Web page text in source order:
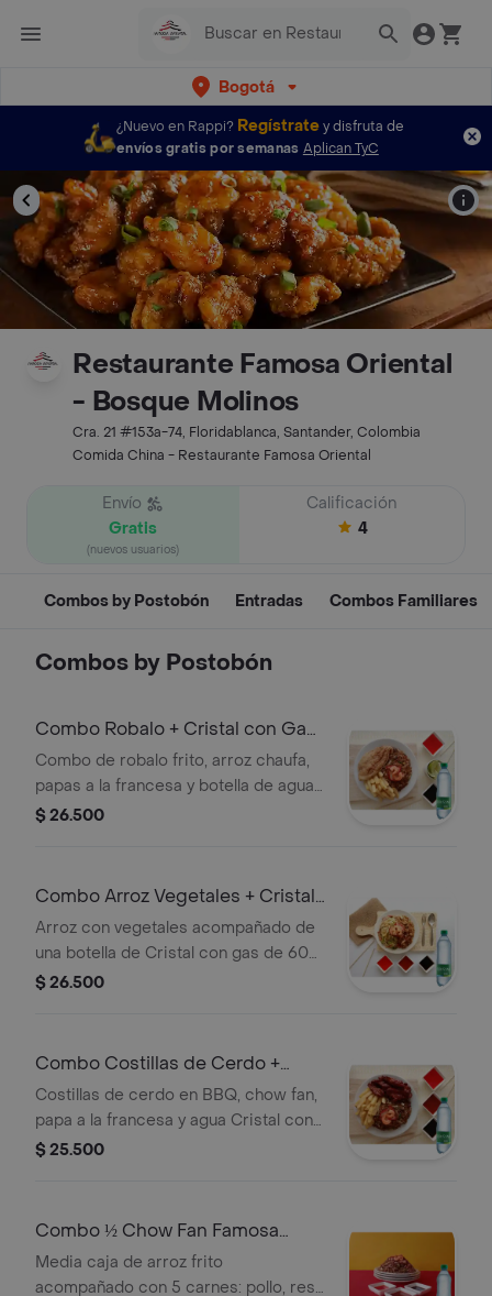
Bogotá
¿Nuevo en Rappi? Regístratey disfruta de
envíos gratis por semanas Aplican TyC
Restaurante Famosa Oriental
- Bosque Molinos
Cra. 21 #153a-74, Floridablanca, Santander, Colombia
Comida China - Restaurante Famosa Oriental
Envío
Gratis
(nuevos usuarios)
Calificación
4
Combos by Postobón Entradas Combos Familiares
Combos by Postobón
Combo Robalo + Cristal con Gas
600 ml
Combo de robalo frito, arroz chaufa,
papas a la francesa y botella de agua
Cristal con gas de 600 ml.
$ 26.500
Combo Arroz Vegetales + Cristal
con Gas 600 ml
Arroz con vegetales acompañado de
una botella de Cristal con gas de 600
ml.
$ 26.500
Combo Costillas de Cerdo +
Cristal con Gas 600 ml
Costillas de cerdo en BBQ, chow fan,
papa a la francesa y agua Cristal con
gas 600 ml.
$ 25.500
Combo ½ Chow Fan Famosa
China + Cristal con Gas 600 ml
Media caja de arroz frito
acompañado con 5 carnes: pollo, res,